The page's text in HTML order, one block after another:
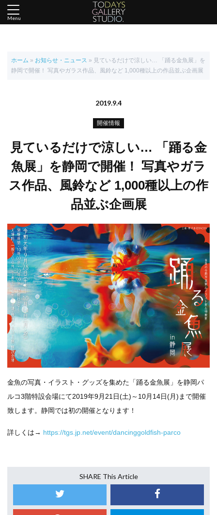
Menu
ホーム » お知らせ・ニュース » 見ているだけで涼しい… 「踊る金魚展」を
静岡で開催！ 写真やガラス作品、風鈴など 1,000種以上の作品並ぶ企画展
2019.9.4
開催情報
見ているだけで涼しい… 「踊る金
魚展」を静岡で開催！ 写真やガラ
ス作品、風鈴など 1,000種以上の作
品並ぶ企画展
金魚の写真・イラスト・グッズを集めた「踊る金魚展」を静岡パ
ルコ3階特設会場にて2019年9月21日(土)～10月14日(月)まで開催
致します。静岡では初の開催となります！
詳しくは→ https://tgs.jp.net/event/dancinggoldfish-parco
SHARE This Article